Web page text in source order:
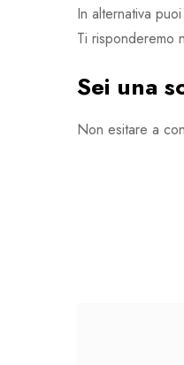
In alternativa
Ti risponderemo
Sei una
Non esitare a